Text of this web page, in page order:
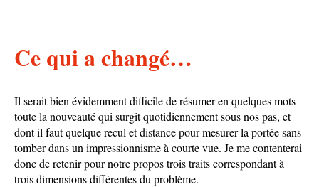
Ce qui a changé…
Il serait bien évidemment difficile de résumer en quelques mots
toute la nouveauté qui surgit quotidiennement sous nos pas, et
dont il faut quelque recul et distance pour mesurer la portée sans
tomber dans un impressionnisme à courte vue. Je me contenterai
donc de retenir pour notre propos trois traits correspondant à
trois dimensions différentes du problème.